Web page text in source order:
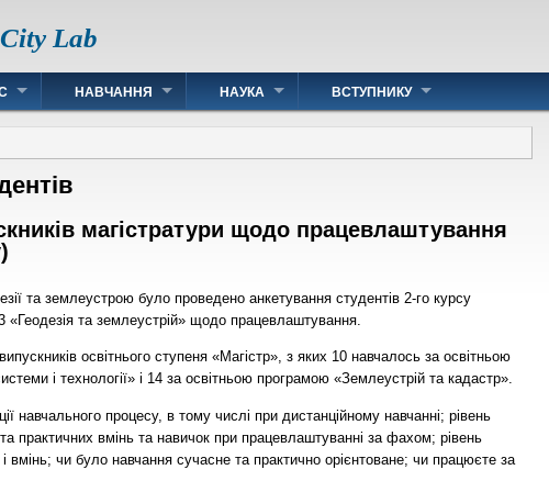
Lab
НАВЧАННЯ НАУКА ВСТУПНИКУ
магістратури щодо працевлаштування
та землеустрою було проведено анкетування студентів 2-го курсу
«Геодезія та землеустрій» щодо працевлаштування.
освітнього ступеня «Магістр», з яких 10 навчалось за освітньою
і технології» і 14 за освітньою програмою «Землеустрій та кадастр».
навчального процесу, в тому числі при дистанційному навчанні; рівень
практичних вмінь та навичок при працевлаштуванні за фахом; рівень
вмінь; чи було навчання сучасне та практично орієнтоване; чи працюєте за